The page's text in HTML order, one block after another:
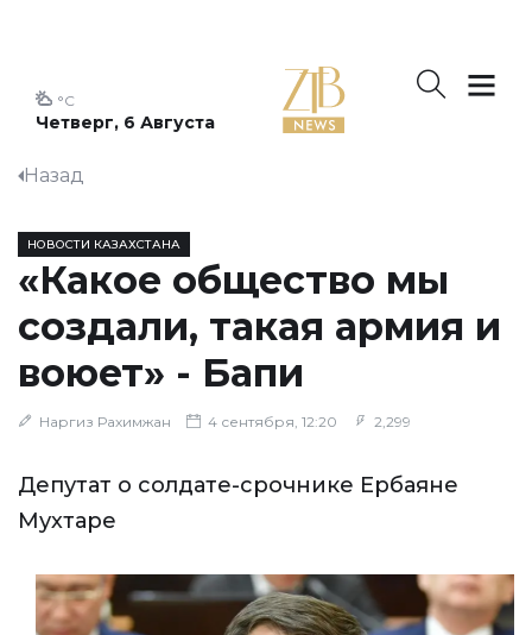
Четверг, 6 Августа
°C
Назад
НОВОСТИ КАЗАХСТАНА
«Какое общество мы
создали, такая армия и
воюет» - Бапи
Наргиз Рахимжан 4 сентября, 12:20 2,299
Депутат о солдате-срочнике Ербаяне
Мухтаре